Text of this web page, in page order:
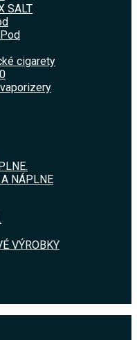
SALT
cigarety
NÁPLNE
VÝROBKY